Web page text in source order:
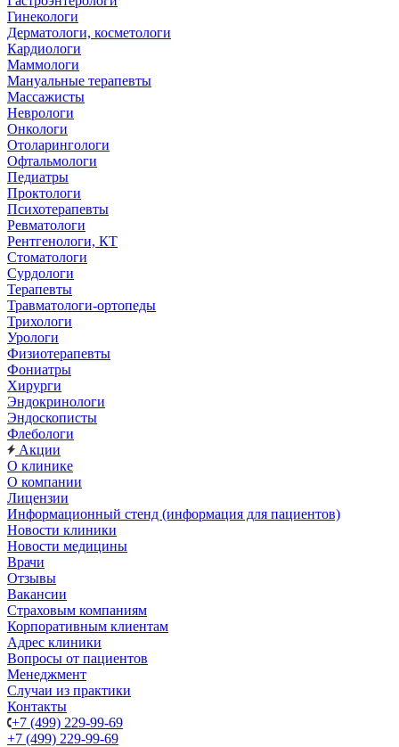
Гинекологи
Дерматологи, косметологи
Кардиологи
Маммологи
Мануальные терапевты
Массажисты
Неврологи
Онкологи
Отоларингологи
Офтальмологи
Педиатры
Проктологи
Психотерапевты
Ревматологи
Рентгенологи, КТ
Стоматологи
Сурдологи
Терапевты
Травматологи-ортопеды
Трихологи
Урологи
Физиотерапевты
Фониатры
Хирурги
Эндокринологи
Эндоскописты
Флебологи
Акции
О клинике
О компании
Лицензии
Информационный стенд (информация для пациентов)
Новости клиники
Новости медицины
Врачи
Отзывы
Вакансии
Страховым компаниям
Корпоративным клиентам
Адрес клиники
Вопросы от пациентов
Менеджмент
Случаи из практики
Контакты
+7 (499) 229-99-69
+7 (499) 229-99-69